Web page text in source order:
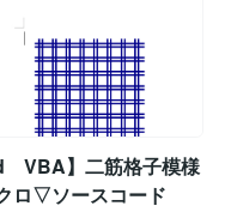
VBA】二筋格子模様
ロ▽ソースコード